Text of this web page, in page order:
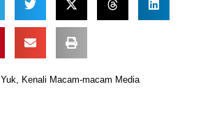
Yuk, Kenali Macam-macam Media